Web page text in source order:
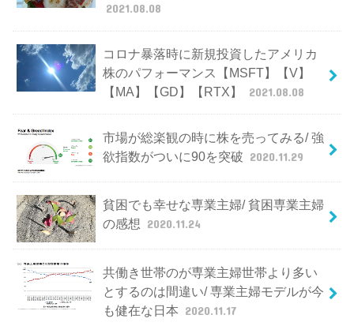
2021.08.08
コロナ暴落時に新規投資したアメリカ
株のパフォーマンス【MSFT】【V】
【MA】【GD】【RTX】
2021.08.08
市場が総楽観の時に株を売ってみる/ 強
欲指数がついに90を突破 2020.11.29
貧困でも幸せな専業主婦/ 貧困専業主婦
の感想 2020.11.24
共働き世帯のが専業主婦世帯より多い
とするのは間違い/ 専業主婦モデルが今
も健在な日本 2020.11.17